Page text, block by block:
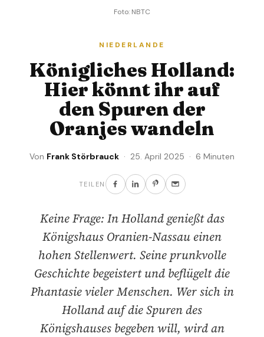
Foto: NBTC
NIEDERLANDE
Königliches Holland:
Hier könnt ihr auf
den Spuren der
Oranjes wandeln
Von Frank Störbrauck · 25. April 2025 · 6 Minuten
TEILEN
Keine Frage: In Holland genießt das
Königshaus Oranien-Nassau einen
hohen Stellenwert. Seine prunkvolle
Geschichte begeistert und beflügelt die
Phantasie vieler Menschen. Wer sich in
Holland auf die Spuren des
Königshauses begeben will, wird an